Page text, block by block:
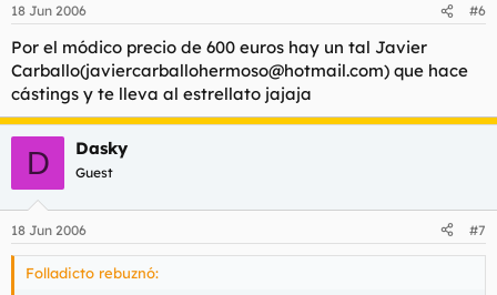
18 Jun 2006 #6
Por el módico precio de 600 euros hay un tal Javier
Carballo(javiercarballohermoso@hotmail.com) que hace
cástings y te lleva al estrellato jajaja
D Dasky
Guest
18 Jun 2006 #7
Folladicto rebuznó: